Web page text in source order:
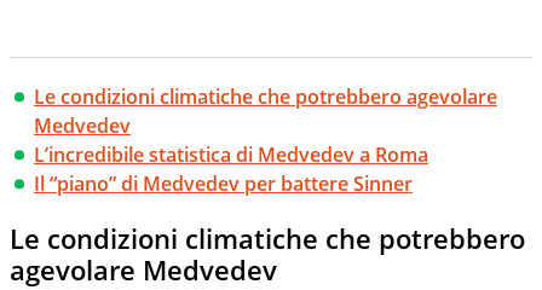
Le condizioni climatiche che potrebbero agevolare
Medvedev
L’incredibile statistica di Medvedev a Roma
Il “piano” di Medvedev per battere Sinner
Le condizioni climatiche che potrebbero
agevolare Medvedev